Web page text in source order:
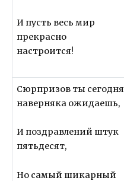
И пусть весь мир
прекрасно
настроится!
Сюрпризов ты сегодня
наверняка ожидаешь,
И поздравлений штук
пятьдесят,
Но самый шикарный